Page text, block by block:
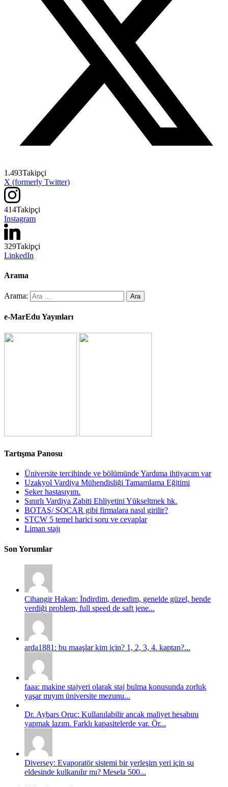
1.493Takipçi
X (formerly Twitter)
414Takipçi
Instagram
329Takipçi
LinkedIn
Arama
Arama:
e-MarEdu Yayınları
Tartışma Panosu
Üniversite tercihinde ve bölümünde Yardıma ihtiyacım var
Uzakyol Vardiya Mühendisliği Tamamlama Eğitimi
Şeker hastasıyım.
Sınırlı Vardiya Zabiti Ehliyetini Yükseltmek hk.
BOTAŞ/ SOCAR gibi firmalara nasıl girilir?
STCW 5 temel harici soru ve cevaplar
Liman stajı
Son Yorumlar
Cihangir Hakan: İndirdim, denedim, genelde güzel, bende
verdiği problem, full speed de saft jene...
arda1881: bu maaşlar kim için? 1, 2, 3, 4. kaptan?...
faaa: makine stajyeri olarak staj bulma konusunda zorluk
yaşar mıyım üniversite mezunu...
Dr. Aybars Oruç: Kullanılabilir ancak maliyet hesabını
yapmak lazım. Farklı kapasitelerde var. Ör...
Diversey: Evaporatör sistemi bir yerleşim yeri için su
eldesinde kulkanılır mı? Mesela 500...